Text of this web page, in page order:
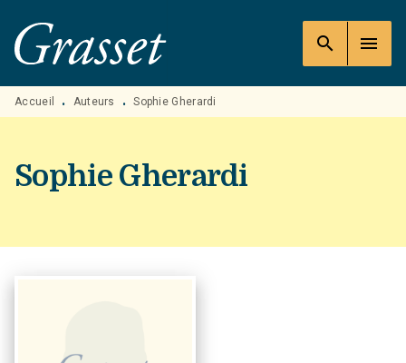
MENU RECHERCHE
PIED DE PAGE
search menu
Accueil • Auteurs • Sophie Gherardi
Sophie Gherardi